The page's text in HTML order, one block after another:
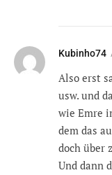
Kubinho74
Also erst
usw. und
wie Emre
dem das
doch über
Und dann